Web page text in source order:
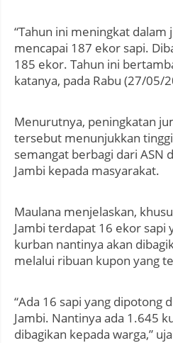
“Tahun ini meningkat
mencapai 187 ekor sapi.
185 ekor. Tahun ini
katanya, pada Rabu (27/05/
Menurutnya, peningkatan
tersebut menunjukkan
semangat berbagi dari ASN
Jambi kepada masyarakat.
Maulana menjelaskan,
Jambi terdapat 16 ekor sapi
kurban nantinya akan
melalui ribuan kupon yang
“Ada 16 sapi yang dipotong
Jambi. Nantinya ada 1.645
dibagikan kepada warga,”